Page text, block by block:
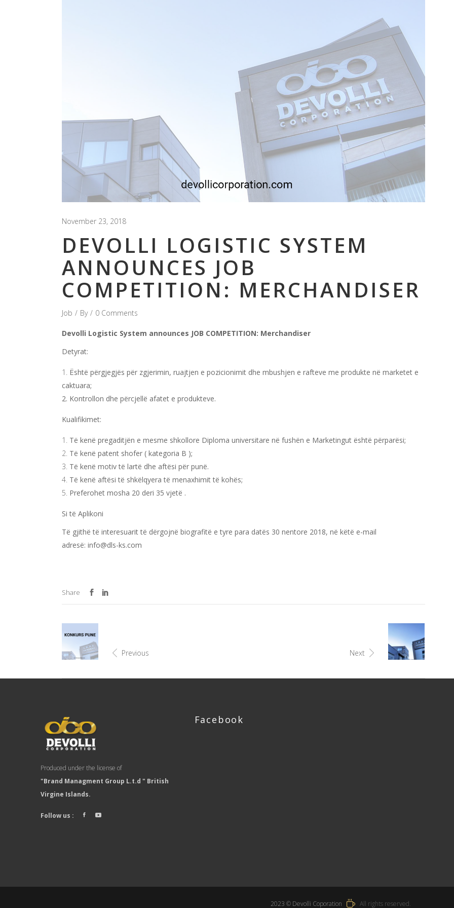
November 23, 2018
DEVOLLI LOGISTIC SYSTEM
ANNOUNCES JOB
COMPETITION: MERCHANDISER
Job By 0 Comments
Devolli Logistic System announces JOB COMPETITION: Merchandiser
Detyrat:
Është përgjegjës për zgjerimin, ruajtjen e pozicionimit dhe mbushjen e rafteve me produkte në marketet e
caktuara;
2. Kontrollon dhe përcjellë afatet e produkteve.
Kualifikimet:
Të kenë pregaditjën e mesme shkollore Diploma universitare në fushën e Marketingut është përparësi;
Të kenë patent shofer ( kategoria B );
Të kenë motiv të lartë dhe aftësi për punë.
Të kenë aftësi të shkëlqyera të menaxhimit të kohës;
Preferohet mosha 20 deri 35 vjetë .
Si të Aplikoni
Të gjithë të interesuarit të dërgojnë biografitë e tyre para datës 30 nentore 2018, në këtë e-mail
adresë: info@dls-ks.com
Share
Previous Next
Produced under the license of
"Brand Managment Group L.t.d " British
Virgine Islands.
Follow us :
Facebook
2023 © Devolli Coporation All rights reserved.